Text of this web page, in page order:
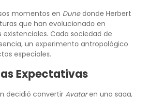
momentos en Dunedonde Herbert
que han evolucionado en
existenciales. Cada sociedad de
un experimento antropológico
especiales.
Expectativas
decidió convertirAvataren una saga,